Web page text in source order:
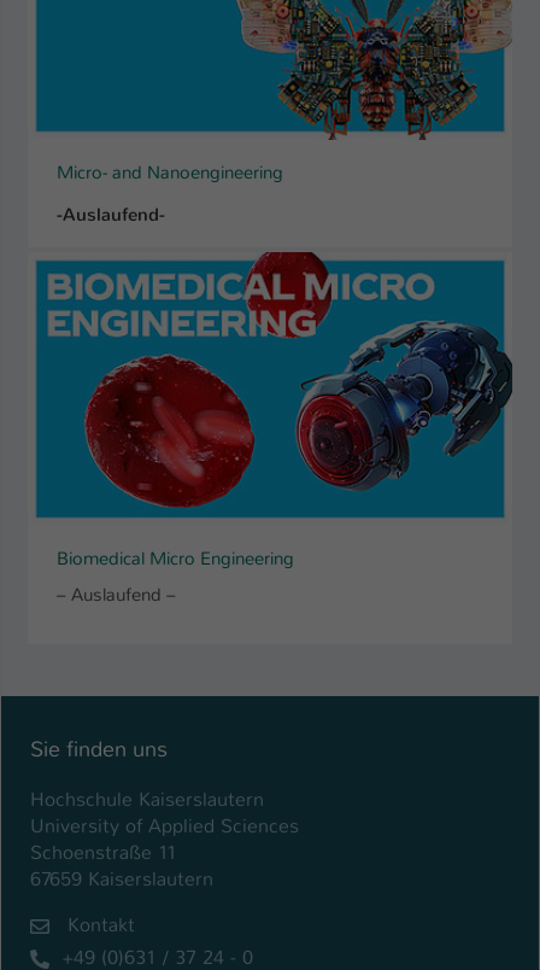
Micro- and Nanoengineering
-Auslaufend-
Biomedical Micro Engineering
– Auslaufend –
Sie finden uns
Hochschule Kaiserslautern
University of Applied Sciences
Schoenstraße 11
67659 Kaiserslautern
Kontakt
+49 (0)631 / 37 24 - 0